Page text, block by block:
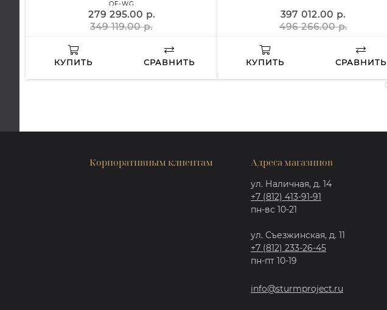
OF-WG
279 295.00 р.
349 119.00 р.
КУПИТЬ СРАВНИТЬ
397 012.00 р.
496 266.00 р.
КУПИТЬ СРАВНИТЬ
Корпоративным клиентам Адреса магазинов
ул. Наличная, д. 14
+7 (812) 413-91-91
пн-вс 10-21
ул. Съезжинская, д. 11
+7 (812) 233-26-45
пн-пт 10-19
info@sturmproject.ru